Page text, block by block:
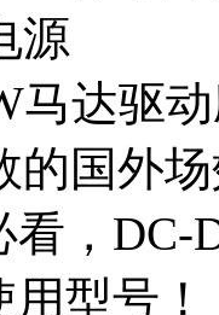
源
马达驱
的国外
，DC-
型号！